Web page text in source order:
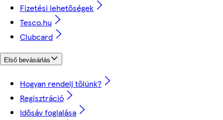
Fizetési lehetőségek
Tesco.hu
Clubcard
Első bevásárlás
Hogyan rendelj tőlünk?
Regisztráció
Idősáv foglalása